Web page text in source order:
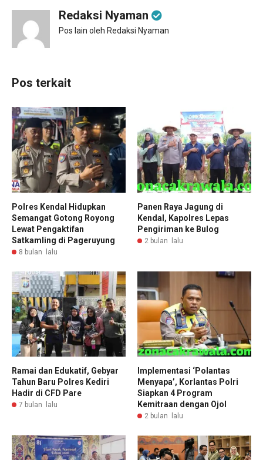
Redaksi Nyaman
Pos lain oleh Redaksi Nyaman
Pos terkait
Polres Kendal Hidupkan
Semangat Gotong Royong
Lewat Pengaktifan
Satkamling di Pageruyung
8 bulan lalu
Panen Raya Jagung di
Kendal, Kapolres Lepas
Pengiriman ke Bulog
2 bulan lalu
Ramai dan Edukatif, Gebyar
Tahun Baru Polres Kediri
Hadir di CFD Pare
7 bulan lalu
Implementasi ‘Polantas
Menyapa’, Korlantas Polri
Siapkan 4 Program
Kemitraan dengan Ojol
2 bulan lalu